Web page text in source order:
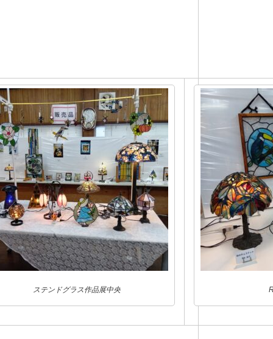
ステンドグラス作品展中央